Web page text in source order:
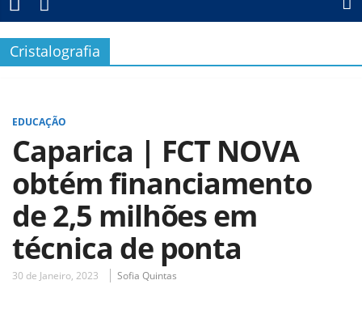
Cristalografia
EDUCAÇÃO
Caparica | FCT NOVA
obtém financiamento
de 2,5 milhões em
técnica de ponta
30 de Janeiro, 2023 Sofia Quintas